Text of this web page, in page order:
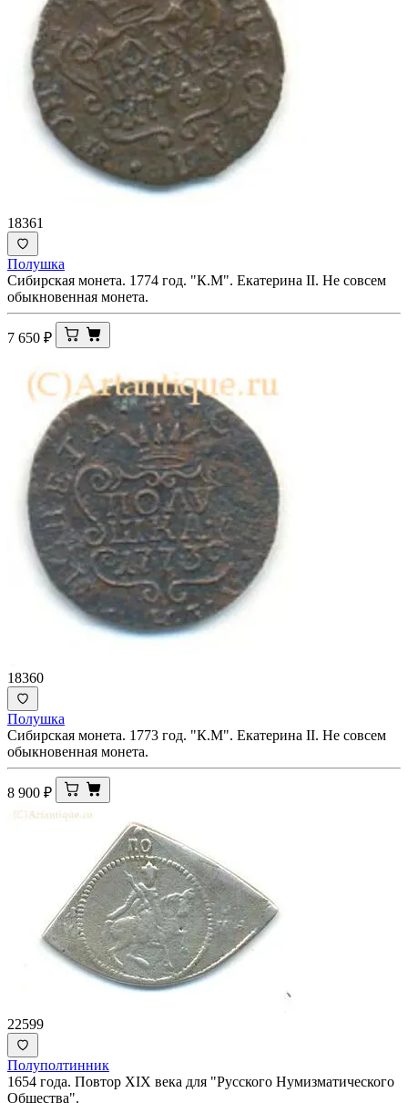
18361
Полушка
Сибирская монета. 1774 год. "К.М". Екатерина II. Не совсем
обыкновенная монета.
7 650 ₽
18360
Полушка
Сибирская монета. 1773 год. "К.М". Екатерина II. Не совсем
обыкновенная монета.
8 900 ₽
22599
Полуполтинник
1654 года. Повтор XIX века для "Русского Нумизматического
Общества".